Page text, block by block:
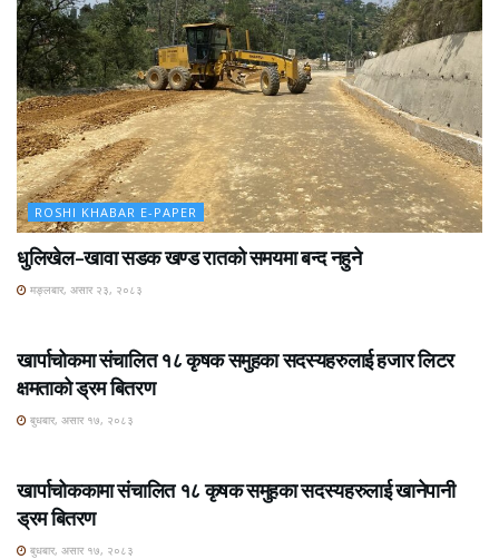
ROSHI KHABAR E-PAPER
धुलिखेल–खावा सडक खण्ड रातको समयमा बन्द नहुने
मङ्लबार, असार २३, २०८३
खार्पाचोकमा संचालित १८ कृषक समुहका सदस्यहरुलाई हजार लिटर
क्षमताको ड्रम बितरण
बुधबार, असार १७, २०८३
खार्पाचोककामा संचालित १८ कृषक समुहका सदस्यहरुलाई खानेपानी
ड्रम बितरण
बुधबार, असार १७, २०८३